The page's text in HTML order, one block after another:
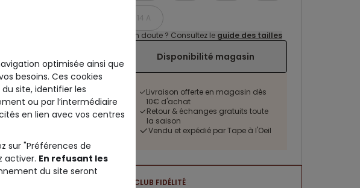
14 A
Un doute ? Consultez le guide des tailles
Disponibilité magasin
Livraison offerte en magasin dès
10€ d'achat
Retour & échanges gratuits toute
la saison
Vendu et expédié par Tape à l'Oeil
CLUB FIDÉLITÉ
optimisée ainsi que
besoins. Ces cookies
site, identifier les
ou par l’intermédiaire
en lien avec vos centres
sur "Préférences de
activer. En refusant les
du site seront